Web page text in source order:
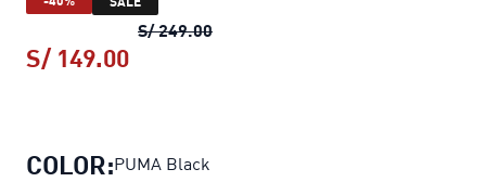
S/ 249.00Buzo conjunto para mujer
S/ 149.00
COLOR:PUMA Black